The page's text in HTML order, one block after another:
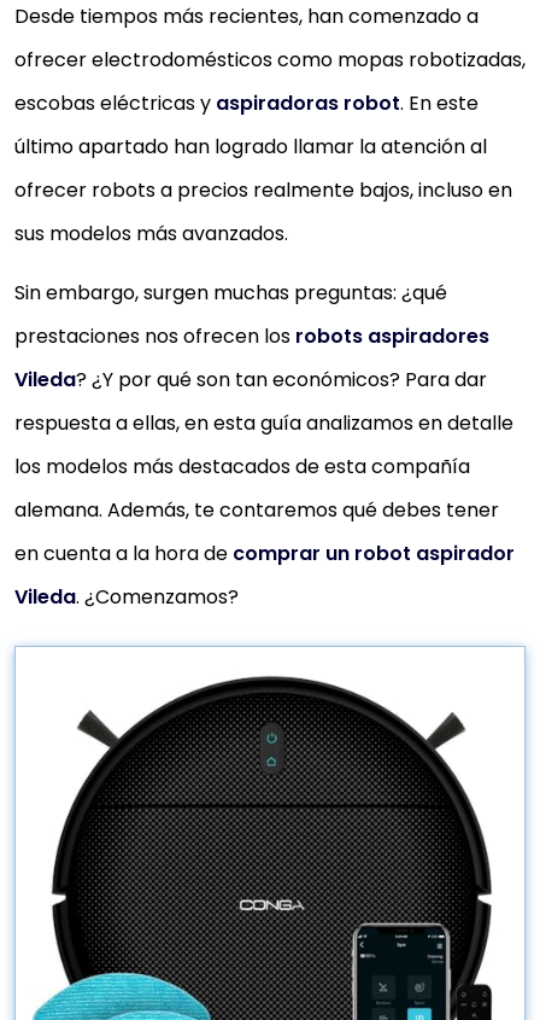
Desde tiempos más recientes, han comenzado a
ofrecer electrodomésticos como mopas robotizadas,
escobas eléctricas y aspiradoras robot. En este
último apartado han logrado llamar la atención al
ofrecer robots a precios realmente bajos, incluso en
sus modelos más avanzados.
Sin embargo, surgen muchas preguntas: ¿qué
prestaciones nos ofrecen los robots aspiradores
Vileda? ¿Y por qué son tan económicos? Para dar
respuesta a ellas, en esta guía analizamos en detalle
los modelos más destacados de esta compañía
alemana. Además, te contaremos qué debes tener
en cuenta a la hora de comprar un robot aspirador
Vileda. ¿Comenzamos?